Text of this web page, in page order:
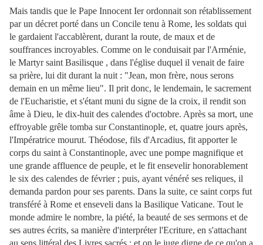
Mais tandis que le Pape Innocent Ier ordonnait son rétablissement
par un décret porté dans un Concile tenu à Rome, les soldats qui
le gardaient l'accablèrent, durant la route, de maux et de
souffrances incroyables. Comme on le conduisait par l'Arménie,
le Martyr saint Basilisque , dans l'église duquel il venait de faire
sa prière, lui dit durant la nuit : "Jean, mon frère, nous serons
demain en un même lieu". Il prit donc, le lendemain, le sacrement
de l'Eucharistie, et s'étant muni du signe de la croix, il rendit son
âme à Dieu, le dix-huit des calendes d'octobre. Après sa mort, une
effroyable grêle tomba sur Constantinople, et, quatre jours après,
l'Impératrice mourut. Théodose, fils d'Arcadius, fit apporter le
corps du saint à Constantinople, avec une pompe magnifique et
une grande affluence de peuple, et le fit ensevelir honorablement
le six des calendes de février ; puis, ayant vénéré ses reliques, il
demanda pardon pour ses parents. Dans la suite, ce saint corps fut
transféré à Rome et enseveli dans la Basilique Vaticane. Tout le
monde admire le nombre, la piété, la beauté de ses sermons et de
ses autres écrits, sa manière d'interpréter l'Ecriture, en s'attachant